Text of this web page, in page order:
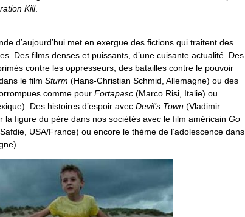
Kill.
d’aujourd’hui met en exergue des fictions qui traitent des
Des films denses et puissants, d’une cuisante actualité. Des
contre les oppresseurs, des batailles contre le pouvoir
le film Sturm (Hans-Christian Schmid, Allemagne) ou des
comme pour Fortapasc (Marco Risi, Italie) ou
Des histoires d’espoir avec Devil’s Town (Vladimir
la figure du père dans nos sociétés avec le film américain Go
USA/France) ou encore le thème de l’adolescence dans